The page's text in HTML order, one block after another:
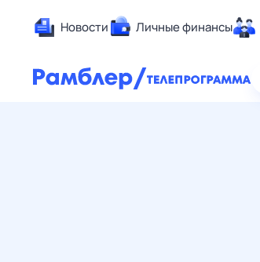
Новости Личные финансы